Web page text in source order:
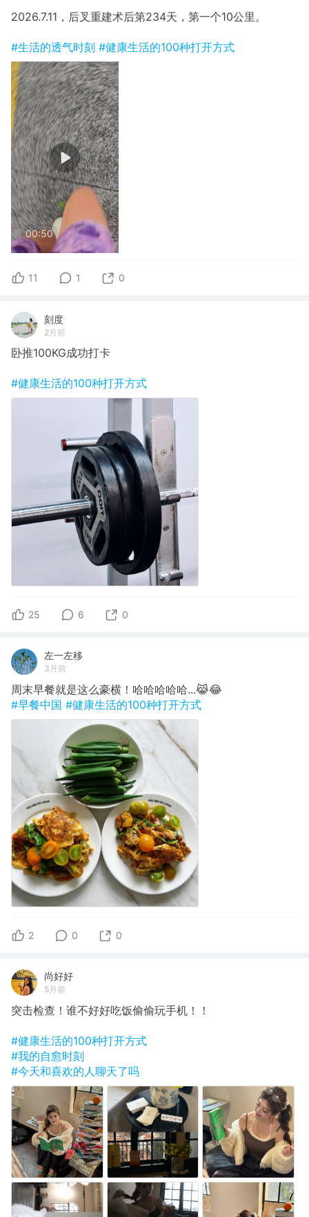
2026.7.11，后叉重建术后第234天，第一个10公里。
#生活的透气时刻 #健康生活的100种打开方式
00:50
11 1 0
刻度
2月前
卧推100KG成功打卡
#健康生活的100种打开方式
25 6 0
左一左移
3月前
周末早餐就是这么豪横！哈哈哈哈哈...😹😂
#早餐中国 #健康生活的100种打开方式
2 0 0
尚好好
5月前
突击检查！谁不好好吃饭偷偷玩手机！！
#健康生活的100种打开方式
#我的自愈时刻
#今天和喜欢的人聊天了吗